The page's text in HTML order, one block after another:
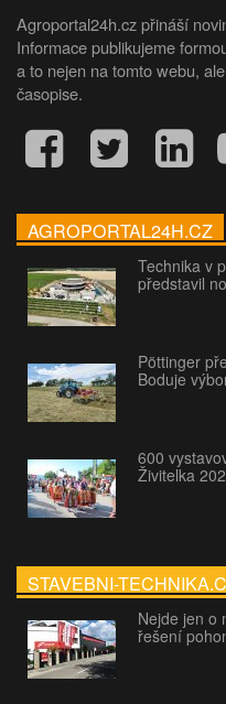
Agroportal24h.cz přináší
Informace publikujeme
a to nejen na tomto webu,
časopise.
AGROPORTAL24H.CZ
Technika v
představil
Pöttinger
Boduje
600
Živitelka
STAVEBNI-
Nejde jen o
řešení